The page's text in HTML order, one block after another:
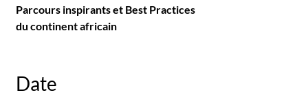
Parcours inspirants et Best Practices
du continent africain
Date